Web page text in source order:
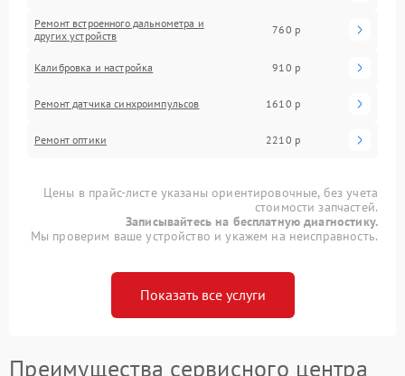
Ремонт встроенного дальнометра и
других устройств
760 р
Калибровка и настройка 910 р
Ремонт датчика синхроимпульсов 1610 р
Ремонт оптики 2210 р
Цены в прайс-листе указаны ориентировочные, без учета
стоимости запчастей.
Записывайтесь на бесплатную диагностику.
Мы проверим ваше устройство и укажем на неисправность.
Показать все услуги
Преимущества сервисного центра